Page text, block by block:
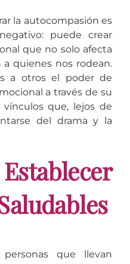
la autocompasión es
puede crear
que no solo afecta
quienes nos rodean.
a otros el poder de
a través de su
vínculos que, lejos de
del drama y la
que llevan